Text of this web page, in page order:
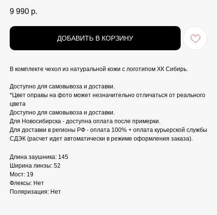
9 990 р.
ДОБАВИТЬ В КОРЗИНУ
В комплекте чехол из натуральной кожи с логотипом ХК Сибирь.
Доступно для самовывоза и доставки.
*Цвет оправы на фото может незначительно отличаться от реального
цвета
Доступно для самовывоза и доставки.
Для Новосибирска - доступна оплата после примерки.
Для доставки в регионы РФ - оплата 100% + оплата курьерской службы
СДЭК (расчет идет автоматически в режиме оформления заказа).
Длина заушника: 145
Ширина линзы: 52
Мост: 19
Флексы: Нет
Поляризация: Нет